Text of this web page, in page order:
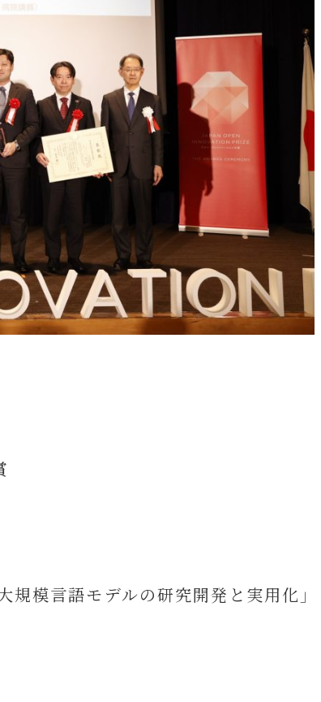
規模言語モデルの研究開発と実用化」